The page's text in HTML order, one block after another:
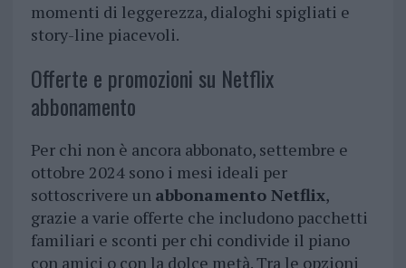
momenti di leggerezza, dialoghi spigliati e
story-line piacevoli.
Offerte e promozioni su Netflix
abbonamento
Per chi non è ancora abbonato, settembre e
ottobre 2024 sono i mesi ideali per
sottoscrivere un abbonamento Netflix,
grazie a varie offerte che includono pacchetti
familiari e sconti per chi condivide il piano
con amici o con la dolce metà. Tra le opzioni